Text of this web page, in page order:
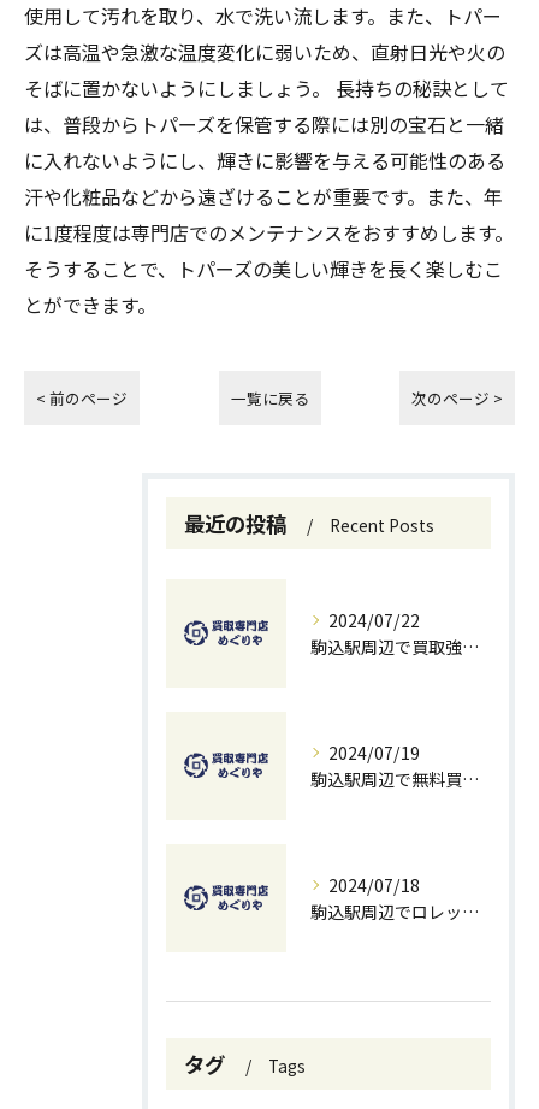
使用して汚れを取り、水で洗い流します。また、トパー
ズは高温や急激な温度変化に弱いため、直射日光や火の
そばに置かないようにしましょう。 長持ちの秘訣として
は、普段からトパーズを保管する際には別の宝石と一緒
に入れないようにし、輝きに影響を与える可能性のある
汗や化粧品などから遠ざけることが重要です。また、年
に1度程度は専門店でのメンテナンスをおすすめします。
そうすることで、トパーズの美しい輝きを長く楽しむこ
とができます。
< 前のページ 一覧に戻る 次のページ >
最近の投稿 Recent Posts
2024/07/22
駒込駅周辺で買取強化中！お得に売るための秘訣
2024/07/19
駒込駅周辺で無料買取を試すチャンス！ベストな方法とコツ
2024/07/18
駒込駅周辺でロレックスを高価買取する方法と無料査定のコツ
タグ Tags